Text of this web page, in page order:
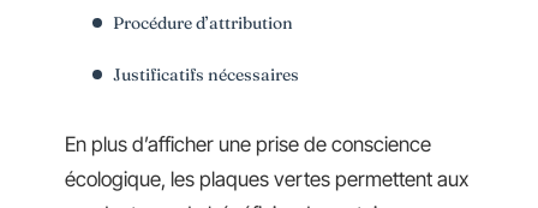
Procédure d’attribution
Justificatifs nécessaires
En plus d’afficher une prise de conscience
écologique, les plaques vertes permettent aux